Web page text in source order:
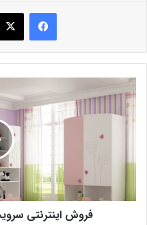
فیس بوک
فروش اینترنتی